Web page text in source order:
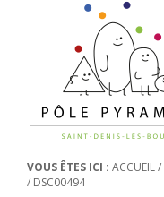
VOUS ÊTES ICI : ACCUEIL/
/ DSC00494